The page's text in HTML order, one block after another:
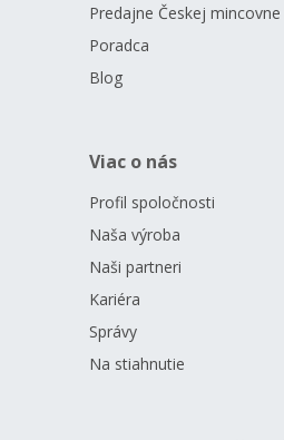
Predajne Českej mincovne
Poradca
Blog
Viac o nás
Profil spoločnosti
Naša výroba
Naši partneri
Kariéra
Správy
Na stiahnutie